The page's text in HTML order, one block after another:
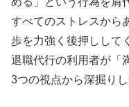
すべてのストレスから
歩を力強く後押しして
退職代行の利用者が「
3つの視点から深掘りし